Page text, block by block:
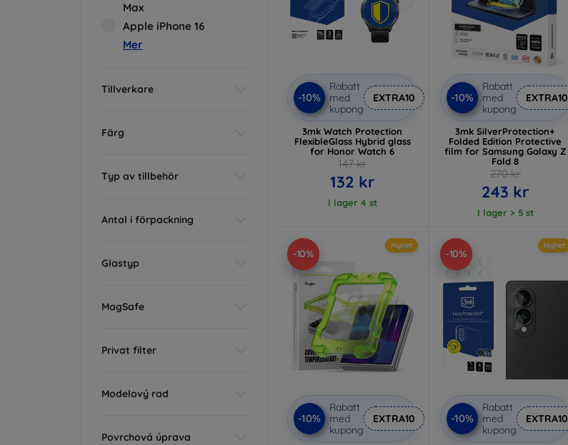
Max
Apple iPhone 16
Mer
Tillverkare
Färg
Typ av tillbehör
Antal i förpackning
Glastyp
MagSafe
Privat filter
Modelový rad
Povrchová úprava
-10%
Rabatt
med
kupong
EXTRA10
3mk Watch Protection
FlexibleGlass Hybrid glass
for Honor Watch 6
147 kr
132 kr
I lager 4 st
-10%
Rabatt
med
kupong
EXTRA10
3mk SilverProtection+
Folded Edition Protective
film for Samsung Galaxy Z
Fold 8
270 kr
243 kr
I lager > 5 st
-10%
Nyhet
-10%
Rabatt
med
kupong
EXTRA10
-10%
Nyhet
-10%
Rabatt
med
kupong
EXTRA10